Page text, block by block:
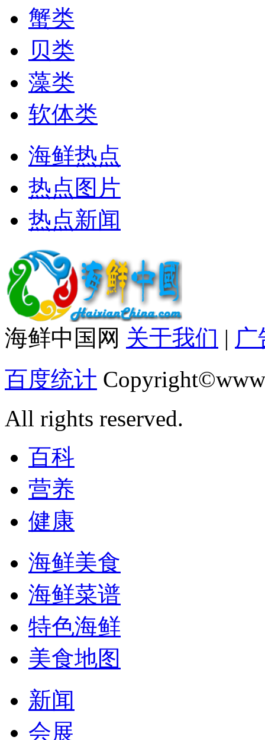
蟹类
贝类
藻类
软体类
海鲜热点
热点图片
热点新闻
海鲜中国网 关于我们 | 广
百度统计
All rights reserved.
百科
营养
健康
海鲜美食
海鲜菜谱
特色海鲜
美食地图
新闻
会展